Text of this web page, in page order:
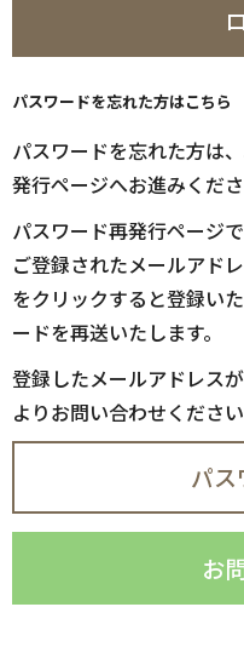
パスワードを忘れた方はこちら
パスワードを忘れた方は
発行ページへお進みくださ
パスワード再発行ページ
ご登録されたメールアド
をクリックすると登録い
ードを再送いたします。
登録したメールアドレス
よりお問い合わせください
パス
お